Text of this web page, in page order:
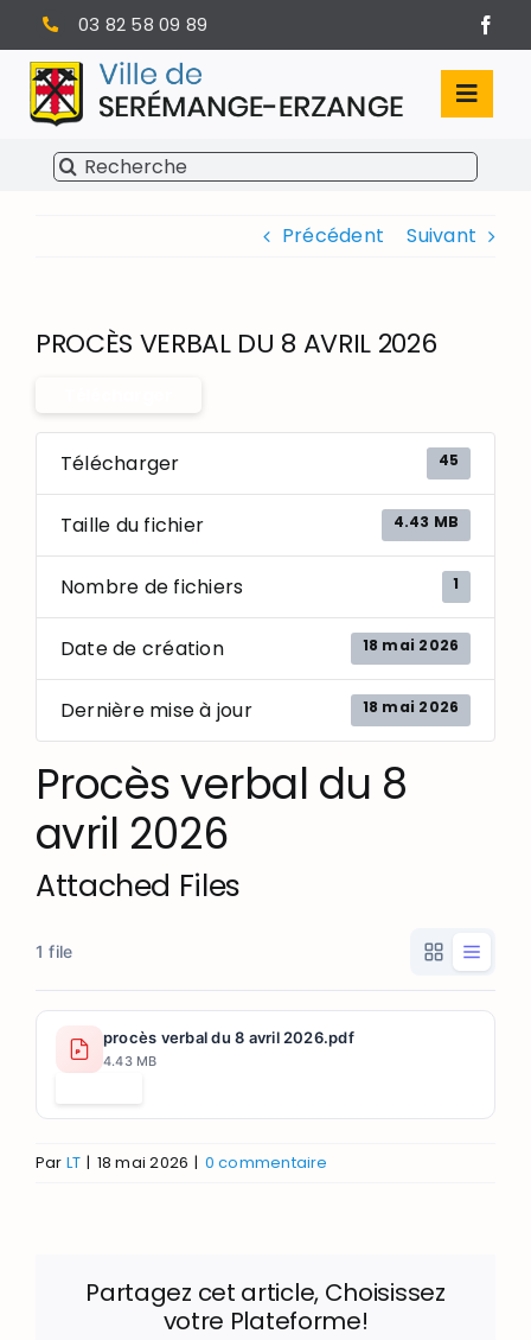
Passer
au
contenu
03 82 58 09 89
SÉRÉMANGE-ERZANGE
Rechercher:
Précédent Suivant
PROCÈS VERBAL DU 8 AVRIL 2026
Télécharger 45
Taille du fichier 4.43 MB
Nombre de fichiers 1
Date de création 18 mai 2026
Dernière mise à jour 18 mai 2026
Procès verbal du 8
avril 2026
Attached Files
1 file
procès verbal du 8 avril 2026.pdf
4.43 MB
Par LT | 18 mai 2026 | 0 commentaire
Partagez cet article, Choisissez
votre Plateforme!